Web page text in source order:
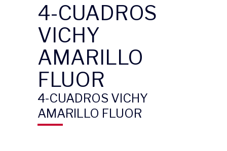
4-CUADROS
VICHY
AMARILLO
FLUOR
4-CUADROS VICHY
AMARILLO FLUOR